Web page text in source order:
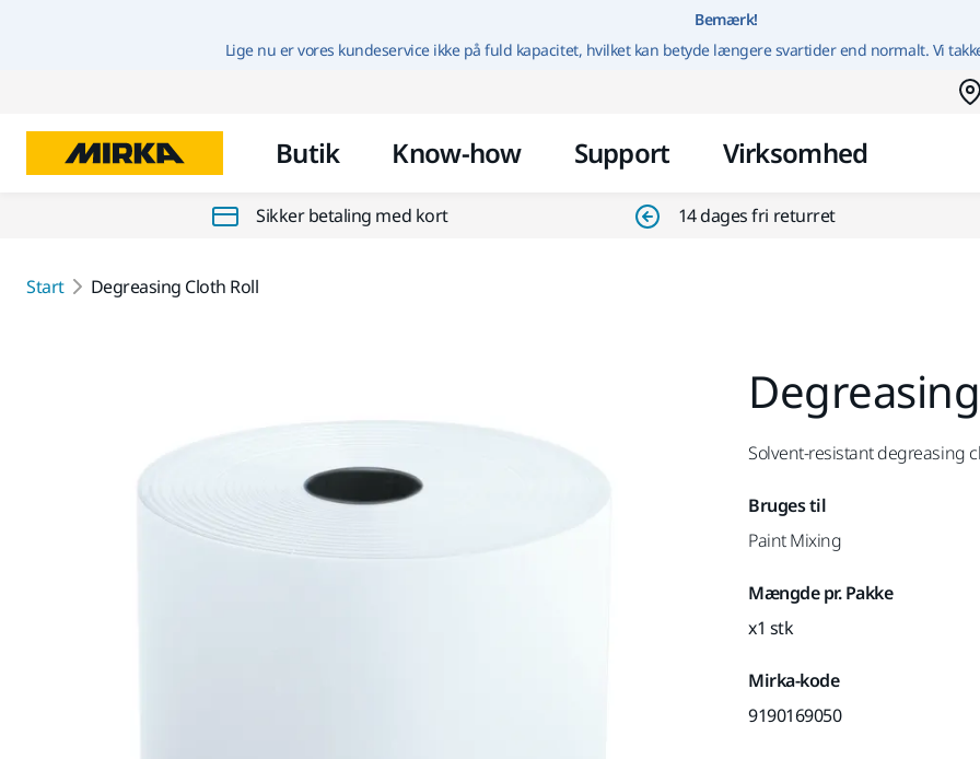
Gå til indhold
Bemærk!
Lige nu er vores kundeservice ikke på fuld kapacitet, hvilket kan betyde længere svartider end normalt. Vi
Butik Know-how Support Virksomhed
Sikker betaling med kort 14 dages fri returret
Start Degreasing Cloth Roll
Solvent-resistant degreasing
Bruges til
Paint Mixing
Mængde pr. Pakke
x1 stk
Mirka-kode
9190169050